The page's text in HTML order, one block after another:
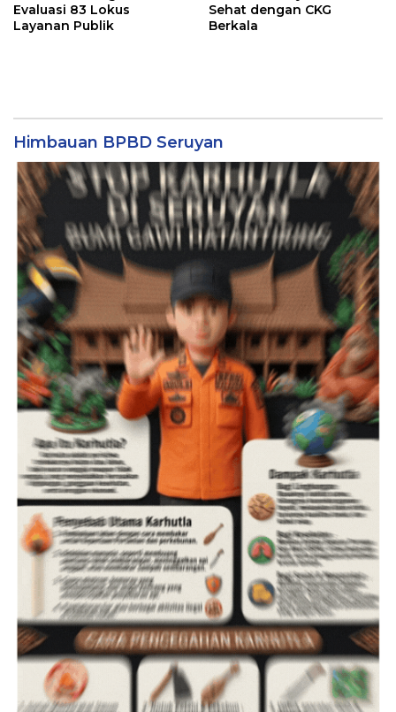
Evaluasi 83 Lokus
Layanan Publik
Sehat dengan CKG
Berkala
Himbauan BPBD Seruyan